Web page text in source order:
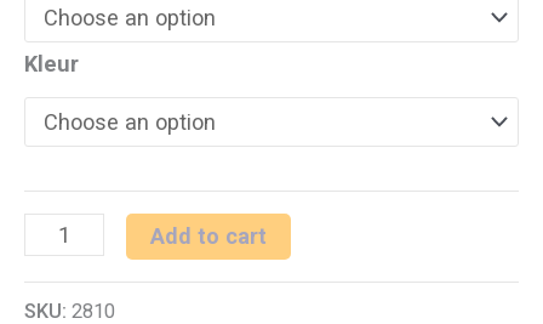
Kleur
SF
Add to cart
SKU: 2810